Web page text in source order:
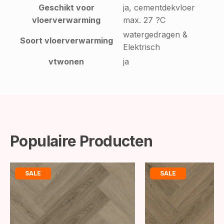
Geschikt voor
vloerverwarming
ja, cementdekvloer
max. 27 ?C
Soort vloerverwarming
watergedragen &
Elektrisch
vtwonen
ja
Populaire Producten
SALE SALE